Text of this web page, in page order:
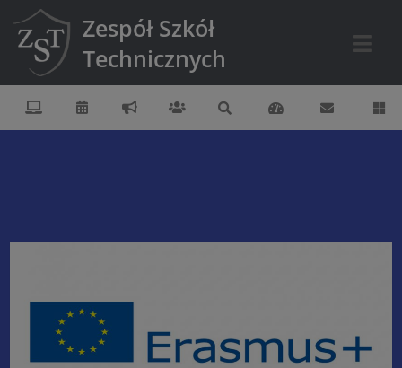
Zespół Szkół
Technicznych